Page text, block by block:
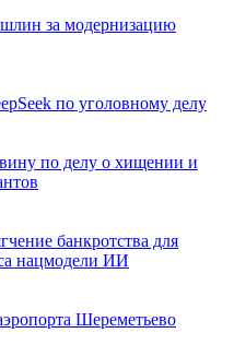
за модернизацию
по уголовному делу
по делу о хищении и
банкротства для
нацмодели ИИ
Шереметьево